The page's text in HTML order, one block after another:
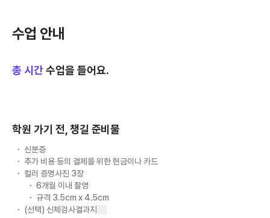
수업 안내
총 시간수업을 들어요.
학원 가기 전, 챙길 준비물
신분증
추가 비용 등의 결제를 위한 현금이나 카드
컬러 증명사진 3장
6개월 이내 촬영
규격 3.5cm x 4.5cm
(선택) 신체검사결과지